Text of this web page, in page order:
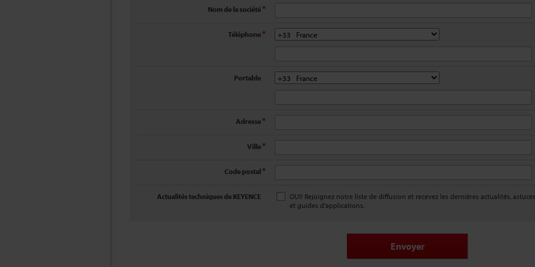
Nom de la société *
Téléphone *
Portable
Adresse *
Ville *
Code postal *
Actualités techniques de KEYENCE
OUI! Rejoignez notre liste de diffusion et recevez les dernières actualités, astuces
et guides d'applications.